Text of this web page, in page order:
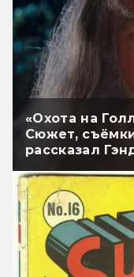
«Охота на
Сюжет,
рассказал